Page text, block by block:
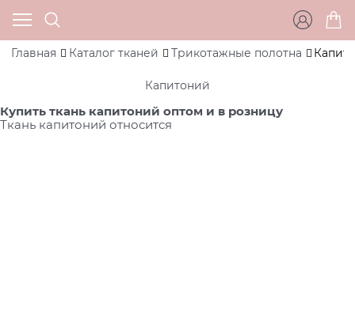
Главная Каталог тканей Трикотажные полотна
Капитоний
Купить ткань капитоний оптом и в розницу
Ткань капитоний относится